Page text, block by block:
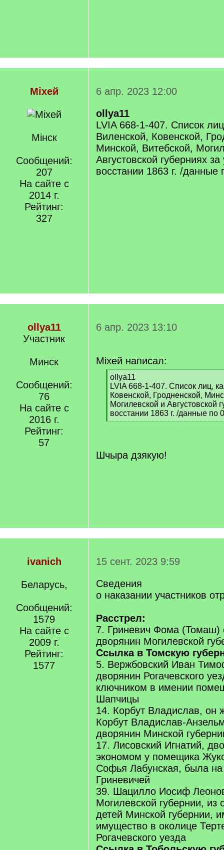
Мiхей
Мінск
Сообщений:
207
На сайте с
2014 г.
Рейтинг:
327
6 апр. 2023 12:00
ollya11
LVIA 668-1-407. Список
Виленской, Ковенской,
Минской, Витебской,
Августовской губерниях за
восстании 1863 г. /данные
ollya11
Участник
Минск
Сообщений:
76
На сайте с
2016 г.
Рейтинг:
57
6 апр. 2023 13:10
Мiхей написал:
[
q
]
ollya11
LVIA 668-1-407. Список лиц,
Ковенской, Гродненской,
Могилевской и Августовской
восстании 1863 г. /данные по
[
Шчыра дзякую!
ivanich
Беларусь,
Сообщений:
1579
На сайте с
2009 г.
Рейтинг:
1577
15 сент. 2023 9:59
Сведения
о наказании участников
Расстрел:
7. Гриневич Фома
дворянин Могилевской
Ссылка в Томскую
5. Вержбовский Иван
дворянин Рогачевского
ключником в имении
Шапчицы
14. Корбут Владислав, он
Корбут Владислав-
дворянин Минской
17. Лисовский Игнатий,
экономом у помещика
Софья Лабунская, была на
Гриневичей
39. Шацилло Иосиф
Могилевской губернии, из
детей Минской губернии,
имущество в околице
Рогачевского уезда